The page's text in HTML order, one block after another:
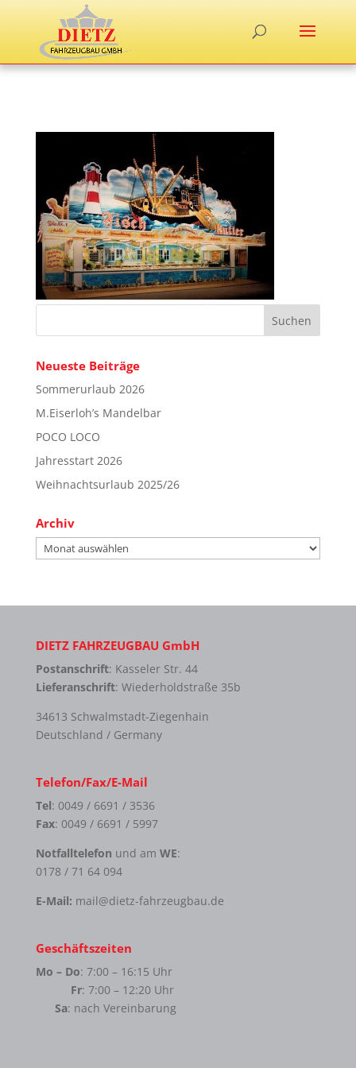
Neueste Beiträge
Sommerurlaub 2026
M.Eiserloh’s Mandelbar
POCO LOCO
Jahresstart 2026
Weihnachtsurlaub 2025/26
Archiv
Archiv
DIETZ FAHRZEUGBAU GmbH
Postanschrift: Kasseler Str. 44
Lieferanschrift: Wiederholdstraße 35b
34613 Schwalmstadt-Ziegenhain
Deutschland / Germany
Telefon/Fax/E-Mail
Tel: 0049 / 6691 / 3536
Fax: 0049 / 6691 / 5997
Notfalltelefon und am WE:
0178 / 71 64 094
E-Mail: mail@dietz-fahrzeugbau.de
Geschäftszeiten
Mo – Do: 7:00 – 16:15 Uhr
Fr: 7:00 – 12:20 Uhr
Sa: nach Vereinbarung